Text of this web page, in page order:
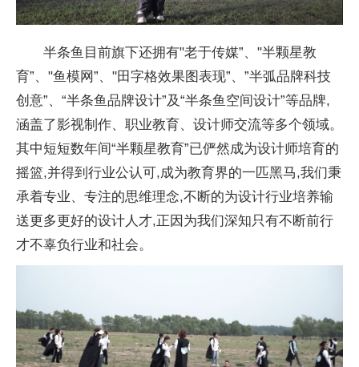
半条鱼目前旗下还拥有"老于传媒”、"半颗星教
育”、"鱼模网”、"田字格效果图表现”、”半弧品牌科技
创意”、“半条鱼品牌设计”及“半条鱼空间设计”等品牌,
涵盖了影视制作、职业教育、设计师交流等多个领域。
其中短短数年间“半颗星教育”已俨然成为设计师培育的
摇篮,并得到行业公认可,成为教育界的一匹黑马,我们秉
承着专业、专注的思维理念,不断的为设计行业培养输
送更多更好的设计人才,正因为我们深知只有不断前行
才不辜负行业和社会。